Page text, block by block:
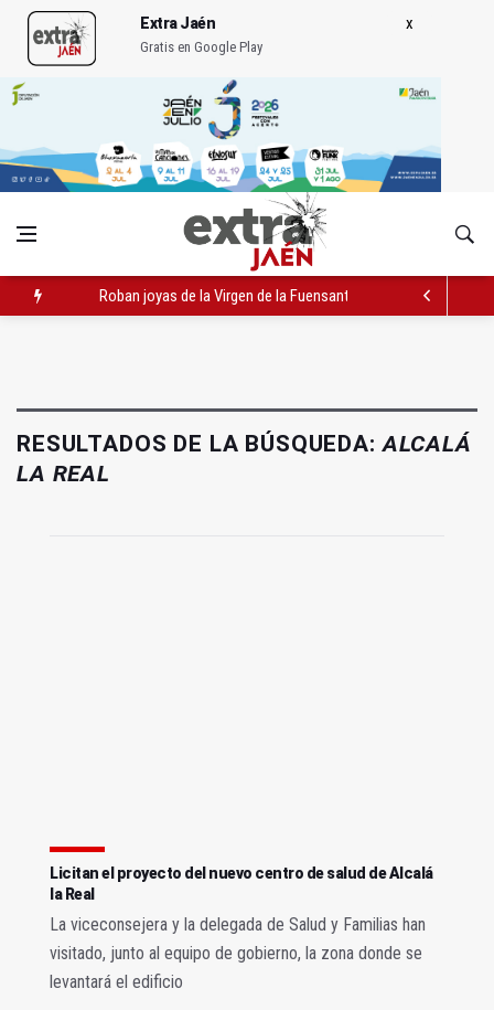
Extra Jaén
Gratis en Google Play
Roban joyas de la Virgen de la Fuensanta Coronada de
RESULTADOS DE LA BÚSQUEDA:ALCALÁ
LA REAL
Licitan el proyecto del nuevo centro de salud de Alcalá
la Real
La viceconsejera y la delegada de Salud y Familias han
visitado, junto al equipo de gobierno, la zona donde se
levantará el edificio